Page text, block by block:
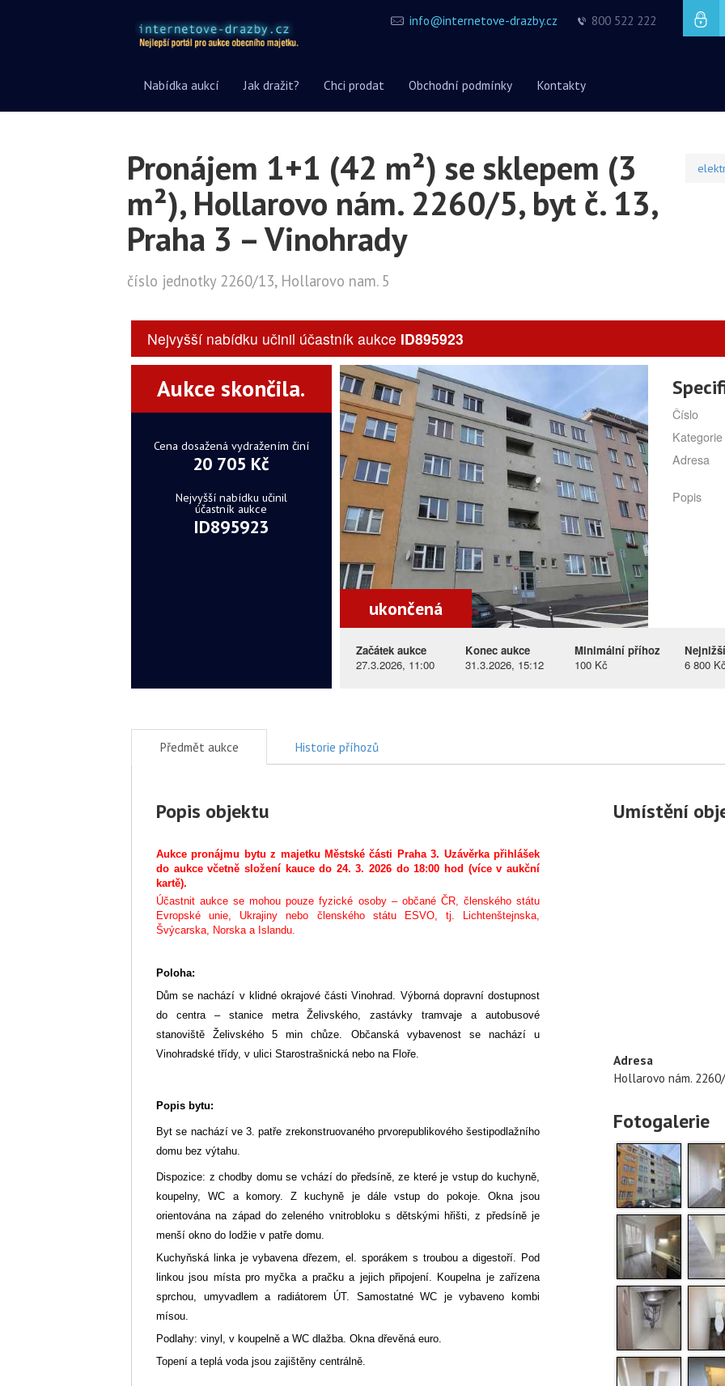
info@internetove-drazby.cz 800 522 222
Nabídka aukcí Jak dražit? Chci prodat Obchodní podmínky Kontakty
Pronájem 1+1 (42 m²) se sklepem (3
m²), Hollarovo nám. 2260/5, byt č. 13,
Praha 3 – Vinohrady
číslo jednotky 2260/13, Hollarovo nam. 5
Nejvyšší nabídku učinil účastník aukce ID895923
ukončená
Číslo
Kategorie
Adresa
Popis
Začátek aukce
27.3.2026, 11:00
Konec aukce
31.3.2026, 15:12
Minimální příhoz
100 Kč
6 800 Kč
Aukce skončila.
Cena dosažená vydražením činí
20 705 Kč
Nejvyšší nabídku učinil
účastník aukce
ID895923
Předmět aukce Historie příhozů
Popis objektu
Aukce pronájmu bytu z majetku Městské části Praha 3. Uzávěrka přihlášek
do aukce včetně složení kauce do 24. 3. 2026 do 18:00 hod (více v aukční
kartě).
Účastnit aukce se mohou pouze fyzické osoby – občané ČR, členského státu
Evropské unie, Ukrajiny nebo členského státu ESVO, tj. Lichtenštejnska,
Švýcarska, Norska a Islandu.
Poloha:
Dům se nachází v klidné okrajové části Vinohrad. Výborná dopravní dostupnost
do centra – stanice metra Želivského, zastávky tramvaje a autobusové
stanoviště Želivského 5 min chůze. Občanská vybavenost se nachází u
Vinohradské třídy, v ulici Starostrašnická nebo na Floře.
Popis bytu:
Byt se nachází ve 3. patře zrekonstruovaného prvorepublikového šestipodlažního
domu bez výtahu.
Dispozice: z chodby domu se vchází do předsíně, ze které je vstup do kuchyně,
koupelny, WC a komory. Z kuchyně je dále vstup do pokoje. Okna jsou
orientována na západ do zeleného vnitrobloku s dětskými hřišti, z předsíně je
menší okno do lodžie v patře domu.
Kuchyňská linka je vybavena dřezem, el. sporákem s troubou a digestoří. Pod
linkou jsou místa pro myčka a pračku a jejich připojení. Koupelna je zařízena
sprchou, umyvadlem a radiátorem ÚT. Samostatné WC je vybaveno kombi
mísou.
Podlahy: vinyl, v koupelně a WC dlažba. Okna dřevěná euro.
Topení a teplá voda jsou zajištěny centrálně.
Umístění
Adresa
Hollarovo nám.
Fotogalerie